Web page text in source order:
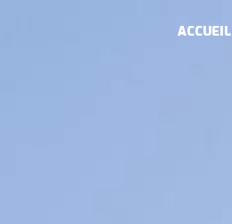
ACCUEIL